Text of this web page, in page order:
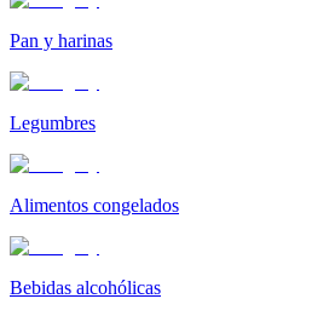
Pan y harinas
Legumbres
Alimentos congelados
Bebidas alcohólicas